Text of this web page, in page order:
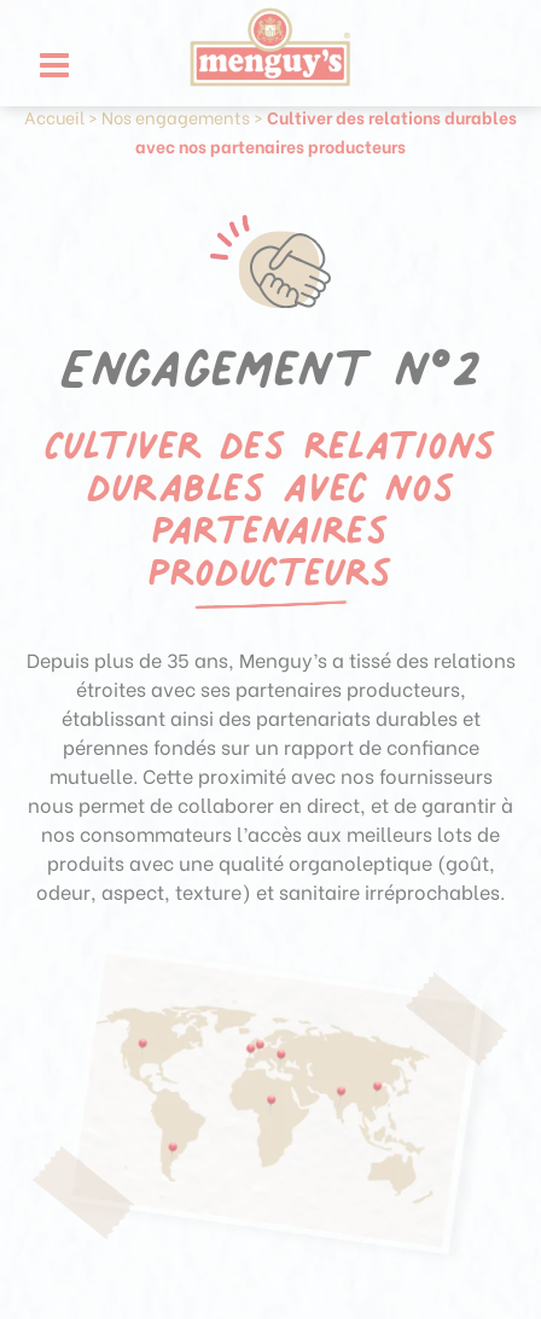
contenu
Accueil > Nos engagements >Cultiver des relations durables
avec nos partenaires producteurs
Engagement n°2
Cultiver des relations
durables avec nos
partenaires
producteurs
Depuis plus de 35 ans, Menguy’s a tissé des relations
étroites avec ses partenaires producteurs,
établissant ainsi des partenariats durables et
pérennes fondés sur un rapport de confiance
mutuelle. Cette proximité avec nos fournisseurs
nous permet de collaborer en direct, et de garantir à
nos consommateurs l’accès aux meilleurs lots de
produits avec une qualité organoleptique (goût,
odeur, aspect, texture) et sanitaire irréprochables.
Panneau de gestion des cookies